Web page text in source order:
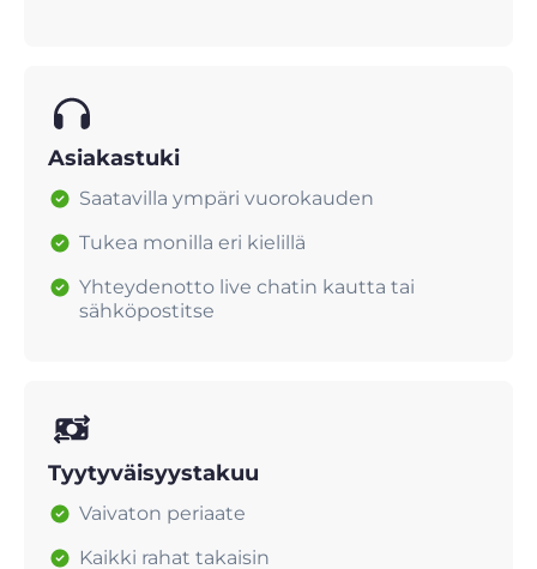
Asiakastuki
Saatavilla ympäri vuorokauden
Tukea monilla eri kielillä
Yhteydenotto live chatin kautta tai
sähköpostitse
Tyytyväisyystakuu
Vaivaton periaate
Kaikki rahat takaisin